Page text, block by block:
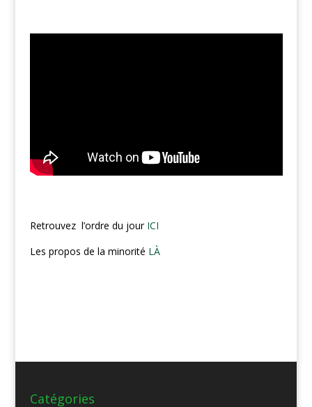
Retrouvez l’ordre du jour ICI
Les propos de la minorité LÀ
Catégories